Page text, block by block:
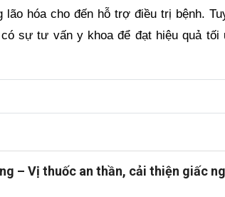
hóa cho đến hỗ trợ điều trị bệnh.
sự tư vấn y khoa để đạt hiệu quả tối
– Vị thuốc an thần, cải thiện giấc